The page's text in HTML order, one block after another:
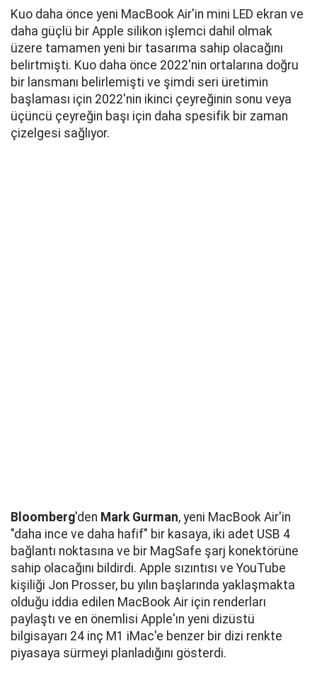
Kuo daha önce yeni MacBook Air'in mini LED ekran ve
daha güçlü bir Apple silikon işlemci dahil olmak
üzere tamamen yeni bir tasarıma sahip olacağını
belirtmişti. Kuo daha önce 2022'nin ortalarına doğru
bir lansmanı belirlemişti ve şimdi seri üretimin
başlaması için 2022'nin ikinci çeyreğinin sonu veya
üçüncü çeyreğin başı için daha spesifik bir zaman
çizelgesi sağlıyor.
Bloomberg'den Mark Gurman, yeni MacBook Air'in
"daha ince ve daha hafif" bir kasaya, iki adet USB 4
bağlantı noktasına ve bir MagSafe şarj konektörüne
sahip olacağını bildirdi. Apple sızıntısı ve YouTube
kişiliği Jon Prosser, bu yılın başlarında yaklaşmakta
olduğu iddia edilen MacBook Air için renderları
paylaştı ve en önemlisi Apple'ın yeni dizüstü
bilgisayarı 24 inç M1 iMac'e benzer bir dizi renkte
piyasaya sürmeyi planladığını gösterdi.